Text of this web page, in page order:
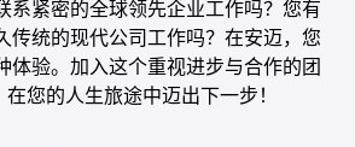
系紧密的全球领先企业工作吗？您有
传统的现代公司工作吗？在安迈，您
体验。加入这个重视进步与合作的团
您的人生旅途中迈出下一步！